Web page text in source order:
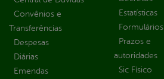
Convênios e
Transferências
Despesas
Diárias
Emendas
Estatísticas
Formulários
Prazos e
autoridades
Sic Físico